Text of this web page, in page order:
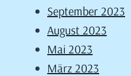
September 2023
August 2023
Mai 2023
März 2023